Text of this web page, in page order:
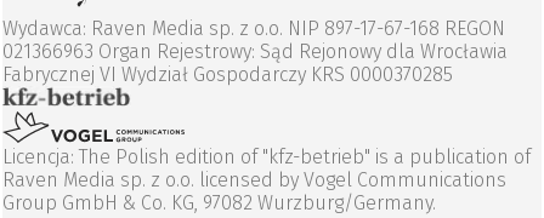
Wydawca: Raven Media sp. z o.o. NIP 897-17-67-168 REGON
021366963 Organ Rejestrowy: Sąd Rejonowy dla Wrocławia
Fabrycznej VI Wydział Gospodarczy KRS 0000370285
Licencja: The Polish edition of "kfz-betrieb" is a publication of
Raven Media sp. z o.o. licensed by Vogel Communications
Group GmbH & Co. KG, 97082 Wurzburg/Germany.